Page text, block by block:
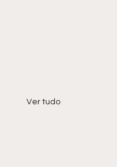
Ver tudo